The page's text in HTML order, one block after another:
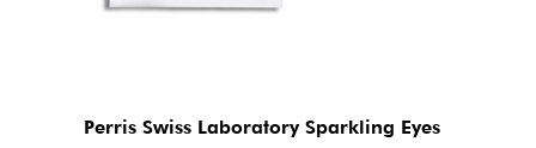
Perris Swiss Laboratory Sparkling Eyes